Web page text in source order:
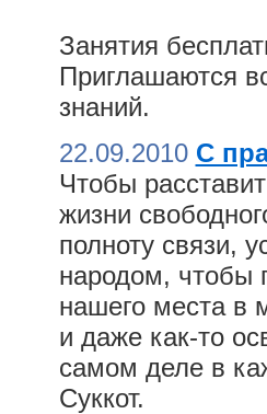
Занятия
Приглашаются
знаний.
22.09.2010 С
Чтобы
жизни
полноту связи,
народом, чтобы
нашего места в
и даже как-то
самом деле в
Суккот.